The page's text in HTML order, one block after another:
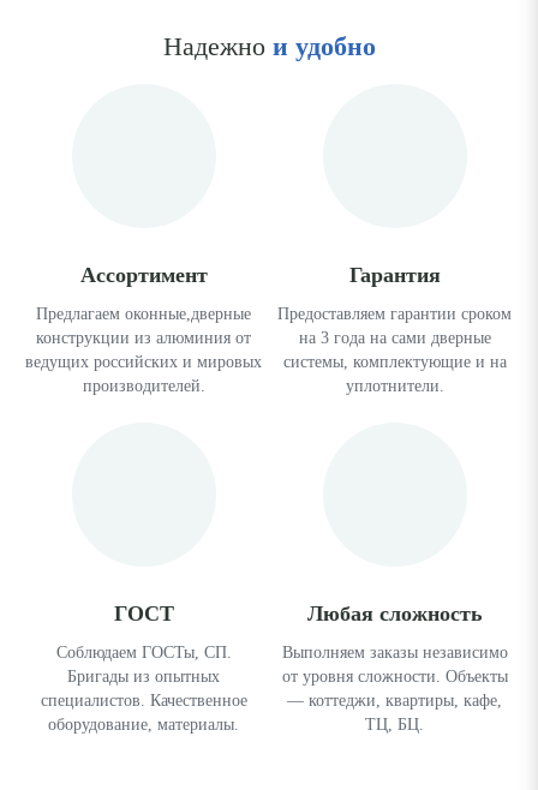
Надежнои удобно
Ассортимент
Предлагаем оконные,дверные
конструкции из алюминия от
ведущих российских и мировых
производителей.
Гарантия
Предоставляем гарантии сроком
на 3 года на сами дверные
системы, комплектующие и на
уплотнители.
ГОСТ
Соблюдаем ГОСТы, СП.
Бригады из опытных
специалистов. Качественное
оборудование, материалы.
Любая сложность
Выполняем заказы независимо
от уровня сложности. Объекты
— коттеджи, квартиры, кафе,
ТЦ, БЦ.